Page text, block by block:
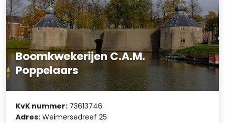
Boomkwekerijen C.A.M.
Poppelaars
KvK nummer: 73613746
Adres: Weimersedreef 25